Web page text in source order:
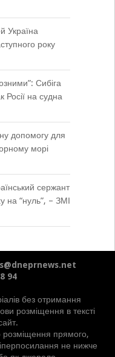
Україна
року
Сибіга
Росії на судна
допомогу для
морі
сержант
на “нуль”, – ЗМІ
94
без отримання
розміщення в тексті
розміщення прямого,
не нижче